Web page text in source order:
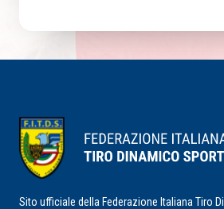
Sito ufficiale della Federazione Italiana Tiro